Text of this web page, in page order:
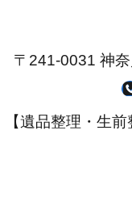
〒241-0031 神
【遺品整理・生